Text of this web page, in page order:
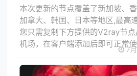
本次更新的节点覆盖了新加坡、香
加拿大、韩国、日本等地区,最高
您只需复制下方提供的V2ray节
机场，在客户端添加后即可正常使
7